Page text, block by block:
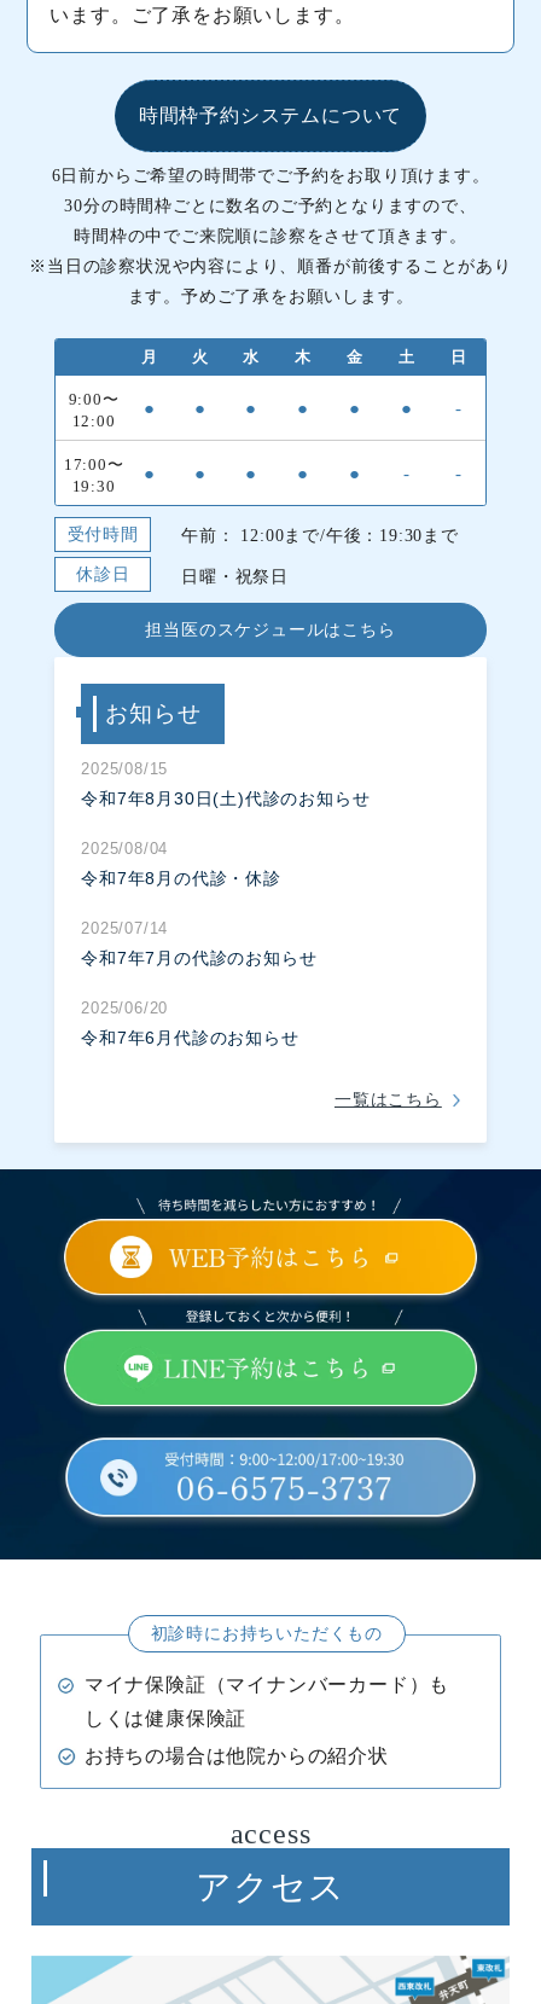
います。ご了承をお願いします。
時間枠予約システムについて
6日前からご希望の時間帯でご予約をお取り頂けます。
30分の時間枠ごとに数名のご予約となりますので、
時間枠の中でご来院順に診察をさせて頂きます。
※当日の診察状況や内容により、順番が前後することがあり
ます。予めご了承をお願いします。
月 火 水 木 金 土 日
9:00〜
12:00
● ● ● ● ● ● -
17:00〜
19:30
● ● ● ● ● - -
受付時間
午前： 12:00まで/午後：19:30まで
休診日
日曜・祝祭日
担当医のスケジュールはこちら
お知らせ
2025/08/15
令和7年8月30日(土)代診のお知らせ
2025/08/04
令和7年8月の代診・休診
2025/07/14
令和7年7月の代診のお知らせ
2025/06/20
令和7年6月代診のお知らせ
一覧はこちら
マイナ保険証（マイナンバーカード）も
しくは健康保険証
お持ちの場合は他院からの紹介状
初診時にお持ちいただくもの
access
アクセス